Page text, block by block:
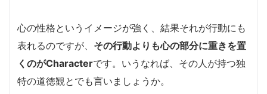
心の性格というイメージが強く、結果それが行動にも
表れるのですが、 その行動よりも心の部分に重きを置
くのがCharacterです。いうなれば、その人が持つ独
特の道徳観とでも言いましょうか。